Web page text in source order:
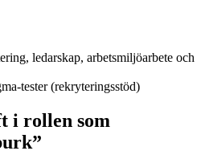
ledarskap, arbetsmiljöarbete och
tester (rekryteringsstöd)
i rollen som